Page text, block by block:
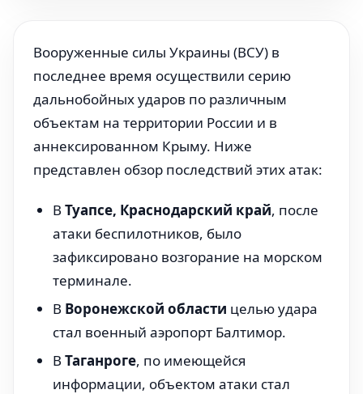
Вооруженные силы Украины (ВСУ) в
последнее время осуществили серию
дальнобойных ударов по различным
объектам на территории России и в
аннексированном Крыму. Ниже
представлен обзор последствий этих атак:
ВТуапсе, Краснодарский край, после
атаки беспилотников, было
зафиксировано возгорание на морском
терминале.
В Воронежской области целью удара
стал военный аэропорт Балтимор.
ВТаганроге, по имеющейся
информации, объектом атаки стал